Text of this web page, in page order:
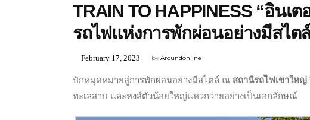
TRAIN TO HAPPINESS “อิน
รถไฟแห่งการพักผ่อนอย่างมีสไต
byAroundonline
February 17, 2023
ปักหมุดหมายสู่การพักผ่อนอย่างมีสไตล์ ณ สถานีรถไฟเขาใหญ่
ทะเลสาบ และหงส์ตัวน้อยใหญ่แหวกว่ายอย่างเป็นเอกลักษณ์